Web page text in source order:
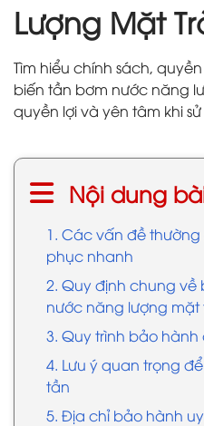
Lượng Mặt
Tìm hiểu chính sách,
biến tần bơm nước năng
quyền lợi và yên tâm khi
Nội dung
1. Các vấn đề
phục nhanh
2. Quy định chung
nước năng lượng mặt
3. Quy trình bảo hành
4. Lưu ý quan trọng
tần
5. Địa chỉ bảo hành